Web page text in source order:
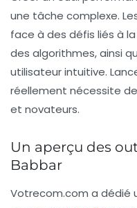
une tâche complexe.
face à des défis liés à
des algorithmes, ainsi
utilisateur intuitive.
réellement nécessite
et novateurs.
Un aperçu des
Babbar
Votrecom.com a dédié